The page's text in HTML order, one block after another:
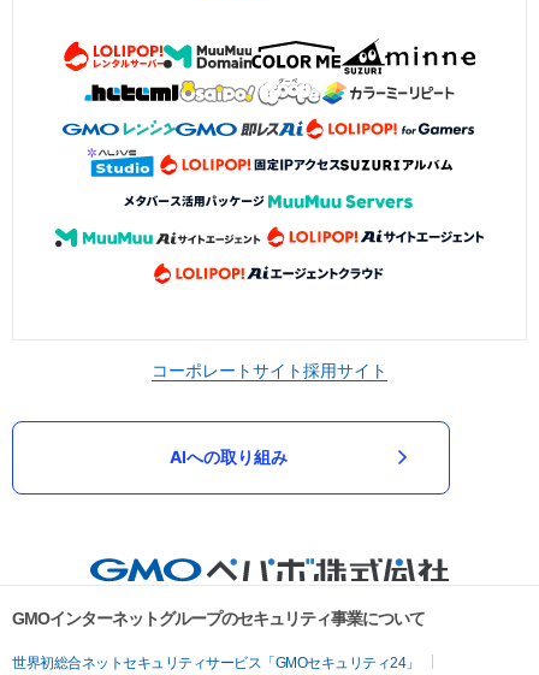
コーポレートサイト採用サイト
AIへの取り組み
GMOインターネットグループのセキュリティ事業について
世界初総合ネットセキュリティサービス「GMOセキュリティ24」